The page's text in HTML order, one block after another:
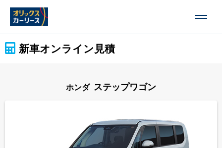
新車オンライン見積
ホンダ ステップワゴン